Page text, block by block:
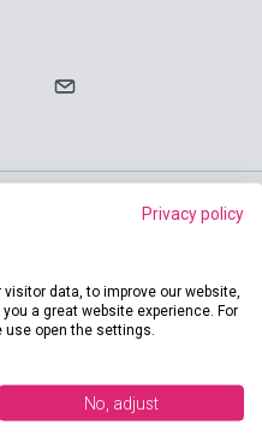
Privacy policy
data, to improve our website,
a great website experience. For
open the settings.
No, adjust